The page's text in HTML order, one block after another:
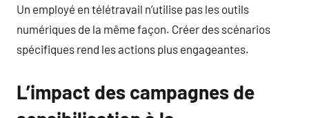
Un employé en télétravail n’utilise pas les outils
numériques de la même façon. Créer des scénarios
spécifiques rend les actions plus engageantes.
L’impact des campagnes de